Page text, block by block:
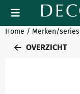
Cookievoorkeuren
Home / Merken/series
OVERZICHT